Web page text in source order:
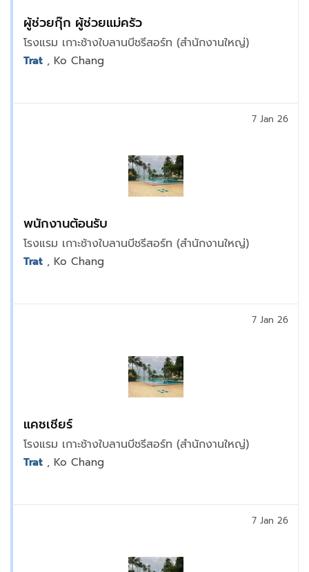
ผู้ช่วยกุ๊ก ผู้ช่วยแม่ครัว
โรงแรม เกาะช้างใบลานบีชรีสอร์ท (สำนักงานใหญ่)
Trat , Ko Chang
พนักงานต้อนรับ
โรงแรม เกาะช้างใบลานบีชรีสอร์ท (สำนักงานใหญ่)
7 Jan 26
Trat , Ko Chang
แคชเชียร์
โรงแรม เกาะช้างใบลานบีชรีสอร์ท (สำนักงานใหญ่)
7 Jan 26
Trat , Ko Chang
7 Jan 26